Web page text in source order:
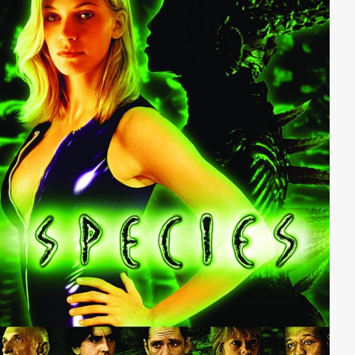
platziert eine weitere, komplizierte Bombe in einen
öffentlichen Bus. Die Bombe aktiviert sich selbsttätig,
wenn das Fahrzeug schneller als 50 Meilen pro Stunde
fährt und detoniert sofort, wenn diese
Geschwindigkeit wieder unterschritten wird. Und Jack
hat ihr Leben in der Hand. Als der Busfahrer verletzt
wird, übernimmt Fahrgast Annie das Steuer. Doch
wohin mit einem Bus, der nicht bremsen darf, in der
Stadt der Staus?!